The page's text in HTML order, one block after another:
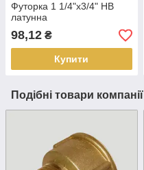
Футорка 1 1/4"х3/4" НВ
латунна
98,12 ₴
Купити
Подібні товари компанії